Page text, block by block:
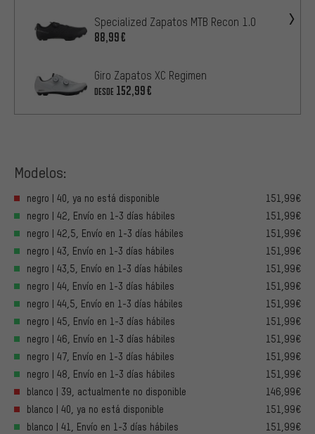
Specialized Zapatos MTB Recon 1.0
88,99€
Giro Zapatos XC Regimen
DESDE 152,99€
Modelos:
negro | 40, ya no está disponible
151,99€
negro | 42, Envío en 1-3 días hábiles
151,99€
negro | 42,5, Envío en 1-3 días hábiles
151,99€
negro | 43, Envío en 1-3 días hábiles
151,99€
negro | 43,5, Envío en 1-3 días hábiles
151,99€
negro | 44, Envío en 1-3 días hábiles
151,99€
negro | 44,5, Envío en 1-3 días hábiles
151,99€
negro | 45, Envío en 1-3 días hábiles
151,99€
negro | 46, Envío en 1-3 días hábiles
151,99€
negro | 47, Envío en 1-3 días hábiles
151,99€
negro | 48, Envío en 1-3 días hábiles
151,99€
blanco | 39, actualmente no disponible
146,99€
blanco | 40, ya no está disponible
151,99€
blanco | 41, Envío en 1-3 días hábiles
151,99€